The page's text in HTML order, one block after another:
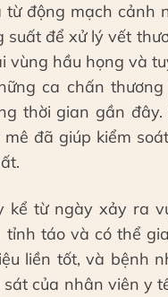
từ động mạch cảnh
suất để xử lý vết
vùng hầu họng và
ca chấn
thời gian gần
mê đã giúp kiểm
kể từ ngày xảy ra
tỉnh táo và có thể
liền tốt, và bệnh
sát của nhân viên y